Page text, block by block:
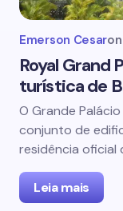
Emerson Cesaron
Royal Grand
turística de
O Grande
conjunto de
residência oficial
Leia mais